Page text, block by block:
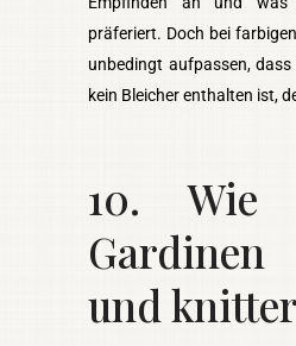
präferiert. Doch bei
unbedingt aufpassen,
kein Bleicher enthalten ist,
10. Wie
und